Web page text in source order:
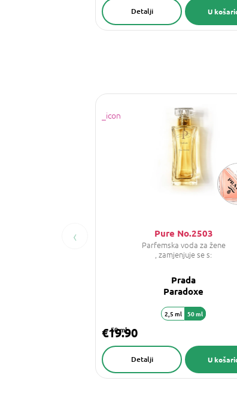
U
Detalji
‹ Pure No.2503
Parfemska voda za žene
, zamjenjuje se s:
Prada
Paradoxe
50 ml
€19.90
U
Detalji
2,5 ml 50 ml